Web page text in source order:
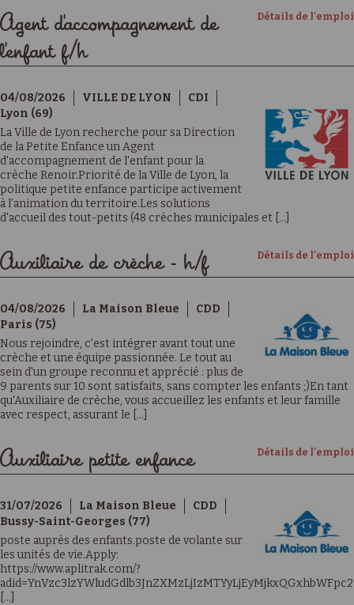
Détails de l'emploi
Agent d'accompagnement de
l'enfant f/h
04/08/2026 VILLE DE LYON
CDI
Lyon (69)
La Ville de Lyon recherche pour sa Direction
de la Petite Enfance un Agent
d'accompagnement de l'enfant pour la
crèche Renoir.Priorité de la Ville de Lyon, la
politique petite enfance participe activement
à l’animation du territoire.Les solutions
d'accueil des tout-petits (48 crèches municipales et [...]
Détails de l'emploi
Auxiliaire de crèche - h/f
04/08/2026 La Maison Bleue
CDD
Paris (75)
Nous rejoindre, c'est intégrer avant tout une
crèche et une équipe passionnée. Le tout au
sein d'un groupe reconnu et apprécié : plus de
9 parents sur 10 sont satisfaits, sans compter les enfants ;)En tant
qu'Auxiliaire de crèche, vous accueillez les enfants et leur famille
avec respect, assurant le [...]
Détails de l'emploi
Auxiliaire petite enfance
31/07/2026 La Maison Bleue
CDD
Bussy-Saint-Georges (77)
poste auprès des enfants.poste de volante sur
les unités de vie.Apply:
https://www.aplitrak.com/?
[...]